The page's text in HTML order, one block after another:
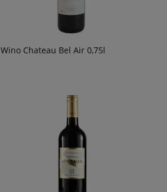
Wino Chateau Bel Air 0,75l